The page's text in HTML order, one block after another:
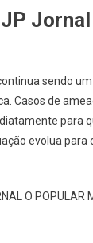
Jornal
sendo
Casos de
para
evolua para
O POPULAR